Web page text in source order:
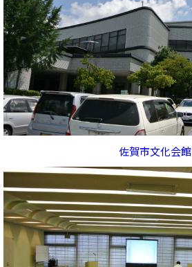
佐賀市文化会館